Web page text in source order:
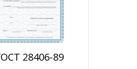
28406-89